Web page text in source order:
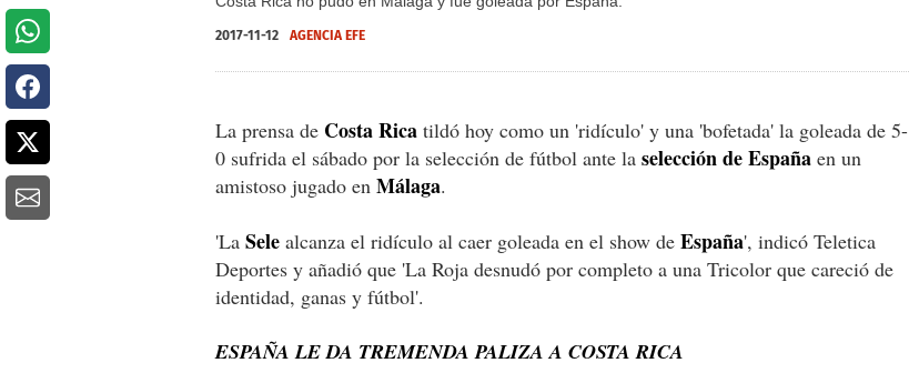
2017-11-12 AGENCIA EFE
La prensa de Costa Rica tildó hoy como un 'ridículo' y una 'bofetada' la goleada de 5-
0 sufrida el sábado por la selección de fútbol ante la selección de España en un
amistoso jugado en Málaga.
'La Sele alcanza el ridículo al caer goleada en el show de España', indicó Teletica
Deportes y añadió que 'La Roja desnudó por completo a una Tricolor que careció de
identidad, ganas y fútbol'.
ESPAÑA LE DA TREMENDA PALIZA A COSTA RICA